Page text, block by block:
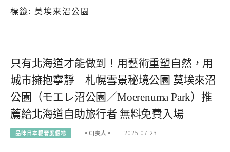
標籤: 莫埃來沼公園
只有北海道才能做到！用藝術重塑自然，用
城市擁抱寧靜｜札幌雪景秘境公園 莫埃來沼
公園（モエレ沼公園／Moerenuma Park）推
薦給北海道自助旅行者 無料免費入場
品味日本輕奢度假地 。CJ夫人。 2025-07-23